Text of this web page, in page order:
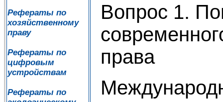
Рефераты по
хозяйственному
праву
Рефераты по
цифровым
устройствам
Рефераты по
Вопрос 1.
права